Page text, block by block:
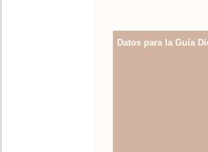
Datos para la Guía